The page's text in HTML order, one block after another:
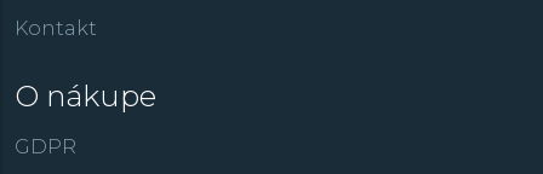
Kontakt
O nákupe
GDPR